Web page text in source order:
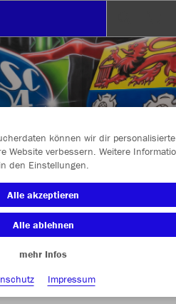
im Teamshop OSC
können wir dir personalisierte
Website verbessern. Weitere
den Einstellungen.
Alle akzeptieren
Alle ablehnen
mehr Infos
Impressum